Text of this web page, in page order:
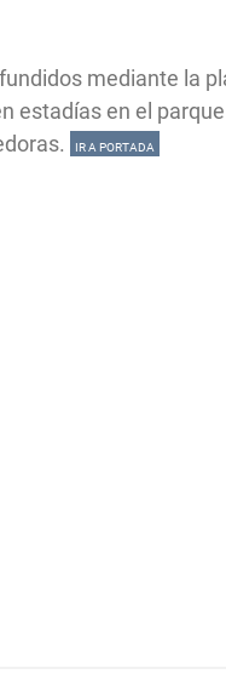
mediante la
estadías en el
IR A PORTADA